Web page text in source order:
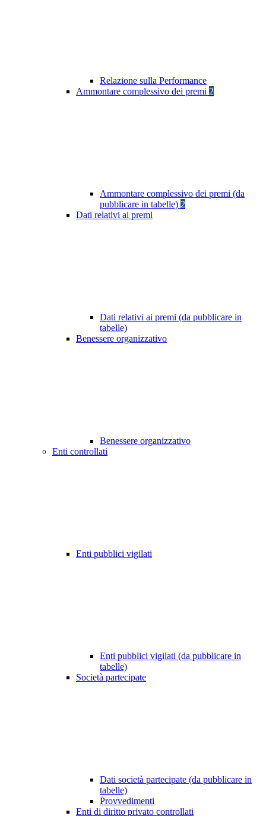
Relazione sulla Performance
Ammontare complessivo dei premi 2
Ammontare complessivo dei premi (da
pubblicare in tabelle) 2
Dati relativi ai premi
Dati relativi ai premi (da pubblicare in
tabelle)
Benessere organizzativo
Benessere organizzativo
Enti controllati
Enti pubblici vigilati
Enti pubblici vigilati (da pubblicare in
tabelle)
Società partecipate
Dati società partecipate (da pubblicare in
tabelle)
Provvedimenti
Enti di diritto privato controllati